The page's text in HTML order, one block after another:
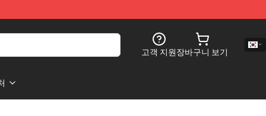
고객 지원장바구니 보기